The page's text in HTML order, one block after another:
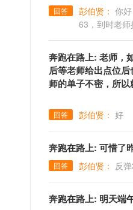
回答 彭伯贤： 你
63，到时老师
奔跑在路上: 老师，
后等老师给出点位
师的单子不密，所
回答 彭伯贤： 好
奔跑在路上: 可惜了
回答 彭伯贤： 反
奔跑在路上: 明天端